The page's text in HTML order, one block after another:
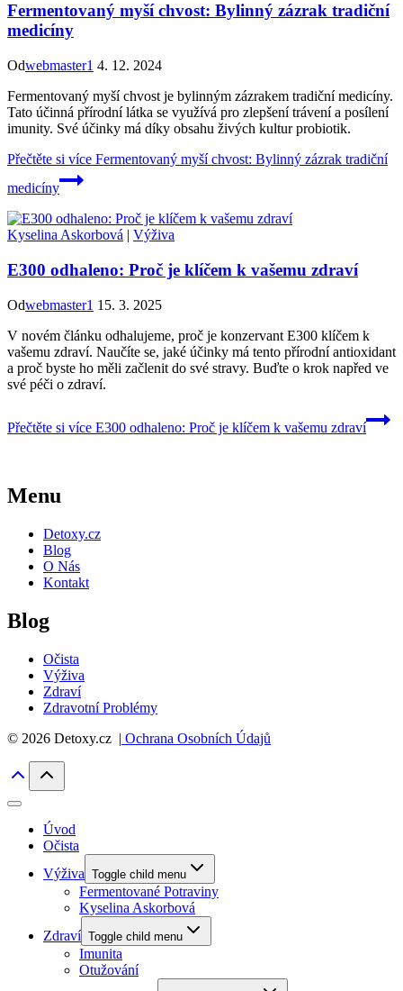
Fermentovaný myší chvost: Bylinný zázrak tradiční
medicíny
Odwebmaster1 4. 12. 2024
Fermentovaný myší chvost je bylinným zázrakem tradiční medicíny.
Tato účinná přírodní látka se využívá pro zlepšení trávení a posílení
imunity. Své účinky má díky obsahu živých kultur probiotik.
Přečtěte si více Fermentovaný myší chvost: Bylinný zázrak tradiční
medicíny
Kyselina Askorbová | Výživa
E300 odhaleno: Proč je klíčem k vašemu zdraví
Odwebmaster1 15. 3. 2025
V novém článku odhalujeme, proč je konzervant E300 klíčem k
vašemu zdraví. Naučíte se, jaké účinky má tento přírodní antioxidant
a proč byste ho měli začlenit do své stravy. Buďte o krok napřed ve
své péči o zdraví.
Přečtěte si více E300 odhaleno: Proč je klíčem k vašemu zdraví
Menu
Detoxy.cz
Blog
O Nás
Kontakt
Blog
Očista
Výživa
Zdraví
Zdravotní Problémy
© 2026 Detoxy.cz | Ochrana Osobních Údajů
Úvod
Očista
Výživa Toggle child menu
Fermentované Potraviny
Kyselina Askorbová
Zdraví Toggle child menu
Imunita
Otužování